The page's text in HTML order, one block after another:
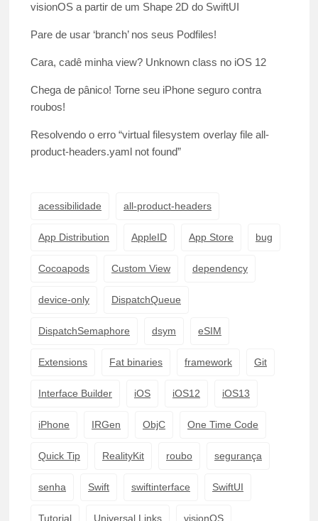
visionOS a partir de um Shape 2D do SwiftUI
Pare de usar ‘branch’ nos seus Podfiles!
Cara, cadê minha view? Unknown class no iOS 12
Chega de pânico! Torne seu iPhone seguro contra
roubos!
Resolvendo o erro “virtual filesystem overlay file all-
product-headers.yaml not found”
acessibilidade all-product-headers
App Distribution AppleID App Store bug
Cocoapods Custom View dependency
device-only DispatchQueue
DispatchSemaphore dsym eSIM
Extensions Fat binaries framework Git
Interface Builder iOS iOS12 iOS13
iPhone IRGen ObjC One Time Code
Quick Tip RealityKit roubo segurança
senha Swift swiftinterface SwiftUI
Tutorial Universal Links visionOS